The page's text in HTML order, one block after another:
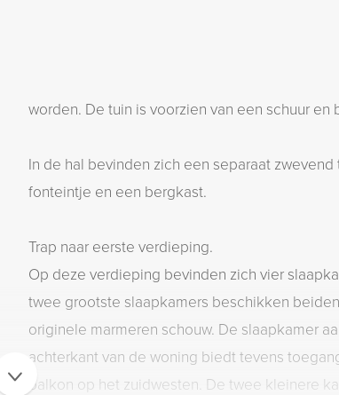
worden. De tuin is voorzien van een schuur en
In de hal bevinden zich een separaat
fonteintje en een bergkast.
Trap naar eerste verdieping.
Op deze verdieping bevinden zich vier
twee grootste slaapkamers beschikken
originele marmeren schouw. De slaapkamer
achterkant van de woning biedt tevens
balkon op het zuidwesten. De twee kleinere